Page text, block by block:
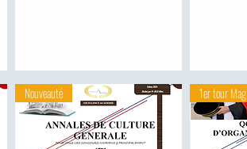
Nouveauté 1er tour Mag